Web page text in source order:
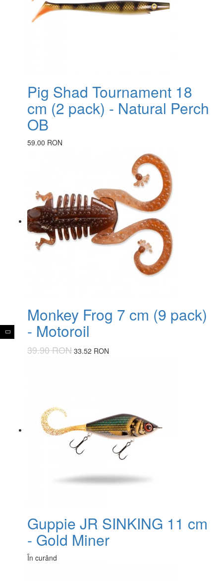
Pig Shad Tournament 18
cm (2 pack) - Natural Perch
OB
59.00 RON
Monkey Frog 7 cm (9 pack)
- Motoroil
39.90 RON 33.52 RON
Guppie JR SINKING 11 cm
- Gold Miner
În curând